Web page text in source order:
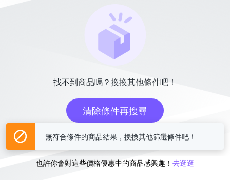
找不到商品嗎？換換其他條件吧！
清除條件再搜尋
或
也許你會對這些價格優惠中的商品感興趣！ 去逛逛
無符合條件的商品結果，換換其他篩選條件吧！